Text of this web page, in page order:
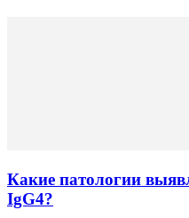
Какие патологии
IgG4?